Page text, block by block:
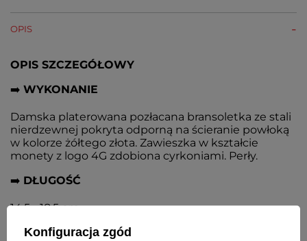
OPIS
OPIS SZCZEGÓŁOWY
➡️ WYKONANIE
Damska platerowana pozłacana bransoletka ze stali
nierdzewnej pokryta odporną na ścieranie powłoką
w kolorze żółtego złota. Zawieszka w kształcie
monety z logo 4G zdobiona cyrkoniami. Perły.
➡️ DŁUGOŚĆ
14,5 - 18,5 cm
ZAPIĘCIE
Konfiguracja zgód